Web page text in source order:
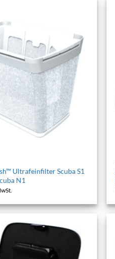
Ultrafeinfilter Scuba S1
N1